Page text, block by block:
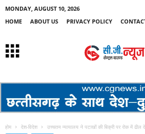
MONDAY, AUGUST 10, 2026
HOME
ABOUT US PRIVACY POLICY
होम देश-विदेश उच्चतम न्यायालय ने पटाखों की बिक्री पर रोक में